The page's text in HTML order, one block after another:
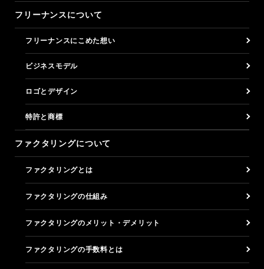
フリーナンスについて
フリーナンスにこめた想い
ビジネスモデル
ロゴとデザイン
特許と商標
ファクタリングについて
ファクタリングとは
ファクタリングの仕組み
ファクタリングのメリット・デメリット
ファクタリングの手数料とは